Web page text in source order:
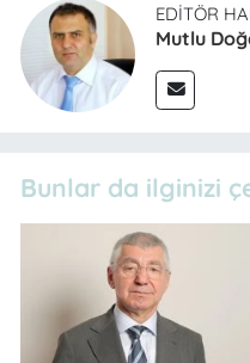
EDITÖR
Mutlu
Bunlar da ilginizi